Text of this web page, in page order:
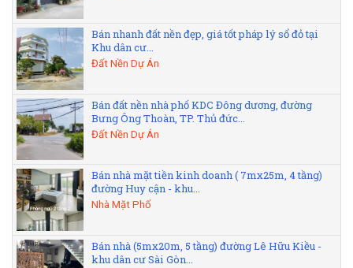
Bán nhanh đất nền đẹp, giá tốt pháp lý sổ đỏ tại
Khu dân cư...
Đất Nền Dự Án
Bán đất nền nhà phố KDC Đông dương, đường
Bưng Ông Thoàn, TP. Thủ đức...
Đất Nền Dự Án
Bán nhà mặt tiền kinh doanh ( 7mx25m, 4 tầng)
đường Huy cận - khu...
Nhà Mặt Phố
Bán nhà (5mx20m, 5 tầng) đường Lê Hữu Kiều -
khu dân cư Sài Gòn...